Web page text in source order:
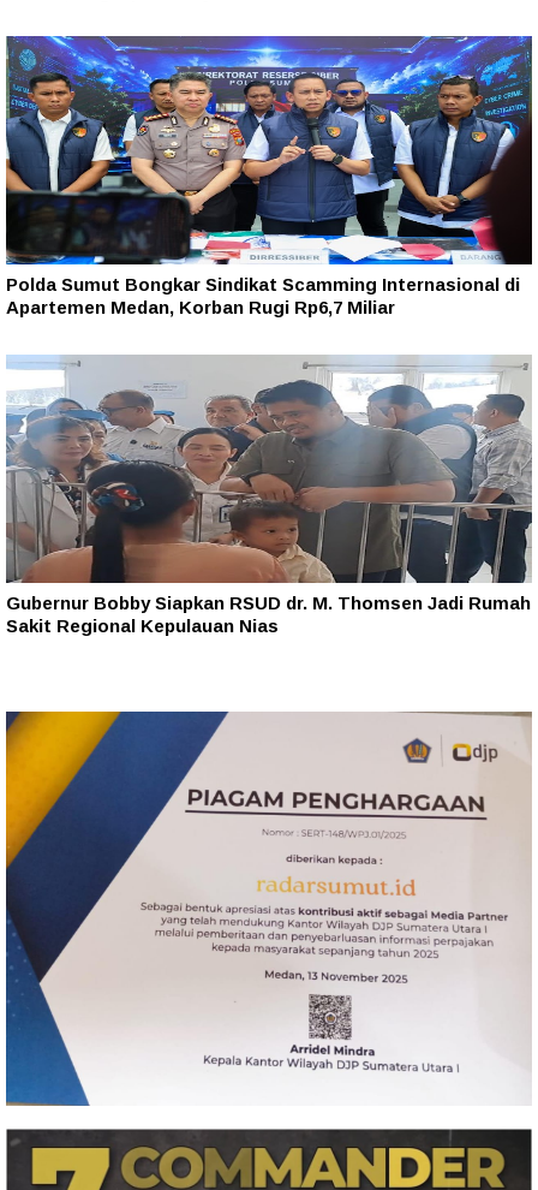
Polda Sumut Bongkar Sindikat Scamming Internasional di
Apartemen Medan, Korban Rugi Rp6,7 Miliar
Gubernur Bobby Siapkan RSUD dr. M. Thomsen Jadi Rumah
Sakit Regional Kepulauan Nias